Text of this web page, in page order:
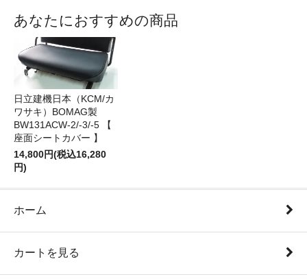
あなたにおすすめの商品
日立建機日本（KCM/カ
ワサキ）BOMAG製
BW131ACW-2/-3/-5 【
座面シートカバー 】
14,800円(税込16,280
円)
ホーム
カートを見る